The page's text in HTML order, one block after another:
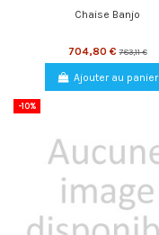
Chaise Banjo
704,80 € 783,11 €
Ajouter au panier
-10%